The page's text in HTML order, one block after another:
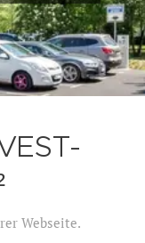
Webseite.